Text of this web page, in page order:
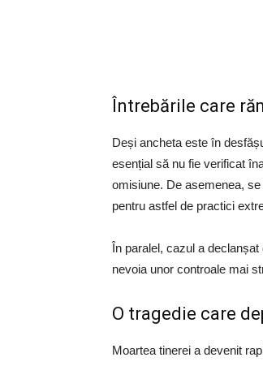
Întrebările care
Deși ancheta este în
esențial să nu fie verificat
omisiune. De asemenea,
pentru astfel de practici
În paralel, cazul a
nevoia unor controale mai
O tragedie care
Moartea tinerei a devenit